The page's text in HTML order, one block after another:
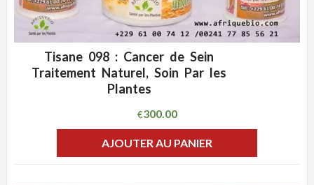
ADD WISHLIST
Tisane 098 : Cancer de Sein
Traitement Naturel, Soin Par les
Plantes
€300.00
AJOUTER AU PANIER